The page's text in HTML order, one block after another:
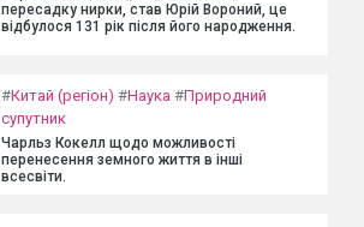
пересадку нирки, став Юрій Вороний, це
відбулося 131 рік після його народження.
#Китай (регіон) #Наука #Природний
супутник
Чарльз Кокелл щодо можливості
перенесення земного життя в інші
всесвіти.